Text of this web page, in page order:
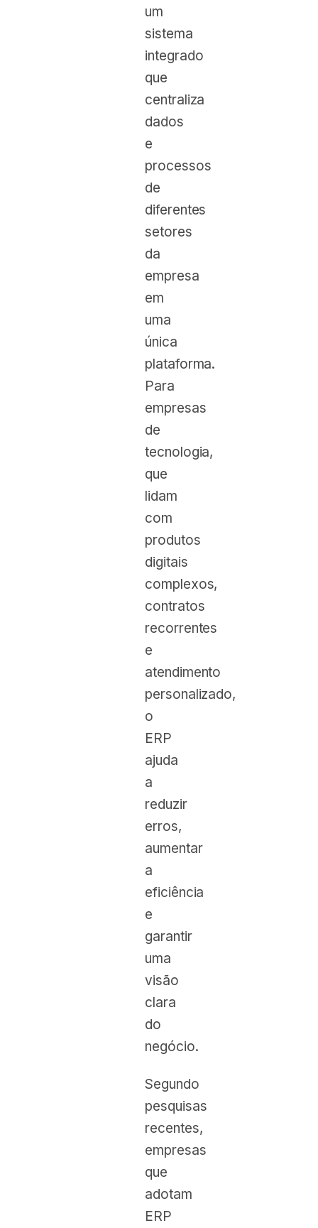
um
sistema
integrado
que
centraliza
dados
e
processos
de
diferentes
setores
da
empresa
em
uma
única
plataforma.
Para
empresas
de
tecnologia,
que
lidam
com
produtos
digitais
complexos,
contratos
recorrentes
e
atendimento
personalizado,
o
ERP
ajuda
a
reduzir
erros,
aumentar
a
eficiência
e
garantir
uma
visão
clara
do
negócio.
Segundo
pesquisas
recentes,
empresas
que
adotam
ERP